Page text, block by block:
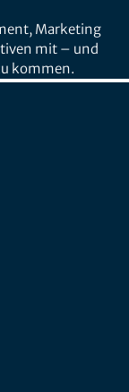
Marketing
mit – und
kommen.